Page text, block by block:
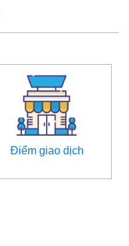
Điểm giao dịch